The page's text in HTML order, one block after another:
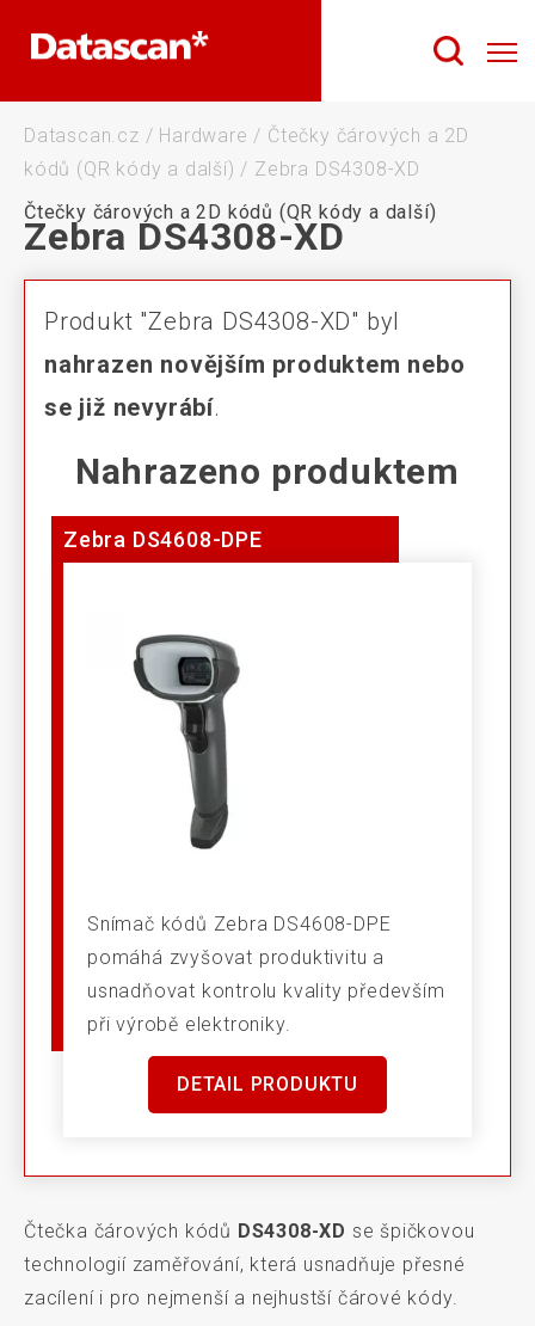
Datascan.cz / Hardware / Čtečky čárových a 2D
kódů (QR kódy a další) / Zebra DS4308-XD
Čtečky čárových a 2D kódů (QR kódy a další)
Zebra DS4308-XD
Produkt "Zebra DS4308-XD" byl
nahrazen novějším produktem nebo
se již nevyrábí.
Nahrazeno produktem
Zebra DS4608-DPE
Snímač kódů Zebra DS4608-DPE
pomáhá zvyšovat produktivitu a
usnadňovat kontrolu kvality především
při výrobě elektroniky.
DETAIL PRODUKTU
Čtečka čárových kódů DS4308-XD se špičkovou
technologií zaměřování, která usnadňuje přesné
zacílení i pro nejmenší a nejhustší čárové kódy.